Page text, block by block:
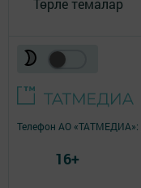
Төрле темалар
Телефон АО «ТАТМЕДИА»:
16+